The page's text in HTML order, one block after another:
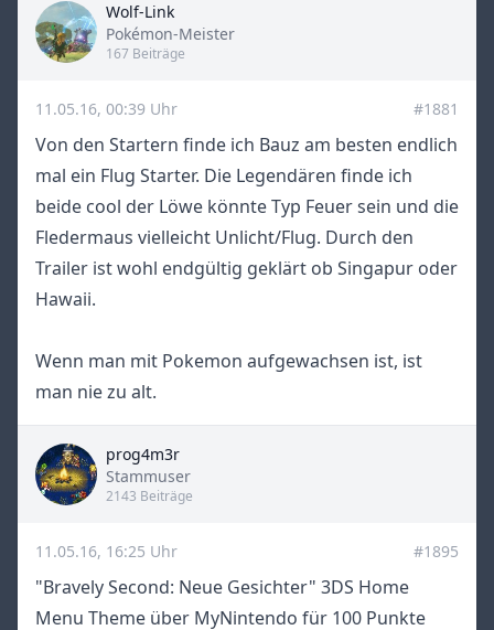
Wolf-Link
Title
Pokémon-Meister
167 Beiträge
11.05.16, 00:39 Uhr #1881
Von den Startern finde ich Bauz am besten endlich
mal ein Flug Starter. Die Legendären finde ich
beide cool der Löwe könnte Typ Feuer sein und die
Fledermaus vielleicht Unlicht/Flug. Durch den
Trailer ist wohl endgültig geklärt ob Singapur oder
Hawaii.
Wenn man mit Pokemon aufgewachsen ist, ist
man nie zu alt.
prog4m3r
Title
Stammuser
2143 Beiträge
11.05.16, 16:25 Uhr #1895
"Bravely Second: Neue Gesichter" 3DS Home
Menu Theme über MyNintendo für 100 Punkte